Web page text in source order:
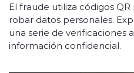
El fraude utiliza códigos QR
robar datos personales.
una serie de verificaciones
información confidencial.